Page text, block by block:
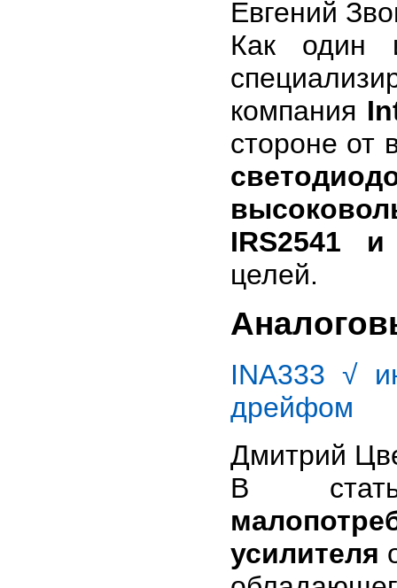
Евгений
Как один
компания
стороне от
IRS2541 и
целей.
INA333 √
дрейфом
Дмитрий
В
усилителя